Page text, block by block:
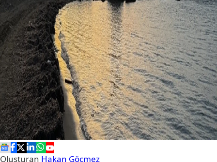
Oluşturan Hakan Göçmez